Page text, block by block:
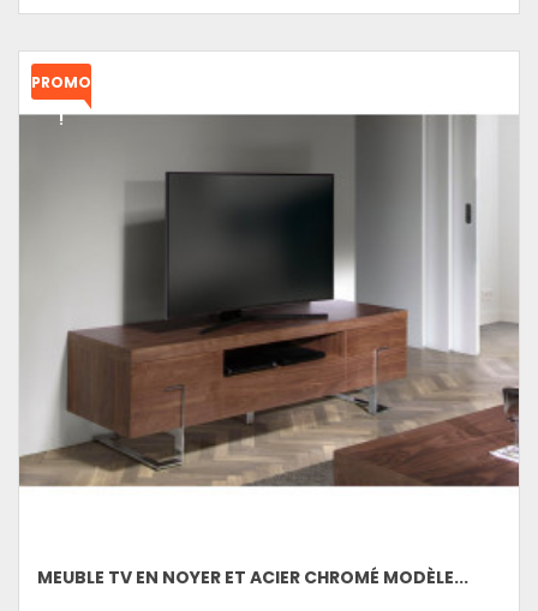
PROMO
!
MEUBLE TV EN NOYER ET ACIER CHROMÉ MODÈLE...